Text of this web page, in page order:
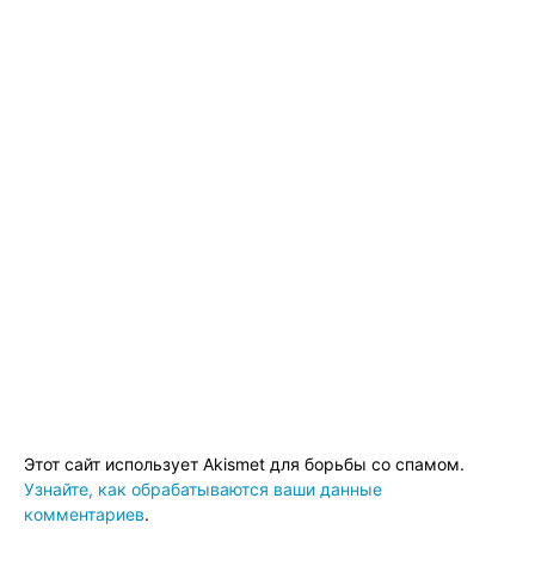
Этот сайт использует Akismet для борьбы со спамом.
Узнайте, как обрабатываются ваши данные
комментариев.